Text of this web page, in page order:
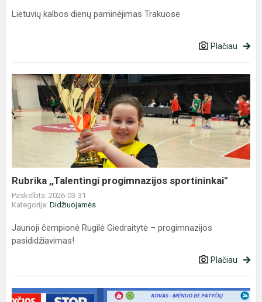
Lietuvių kalbos dienų paminėjimas Trakuose
Plačiau
Rubrika
,,Talentingi
progimnazijos
sportininkai"
Rubrika ,,Talentingi progimnazijos sportininkai"
Paskelbta: 2026-03-31
Kategorija: Didžiuojamės
Jaunoji čempionė Rugilė Giedraitytė – progimnazijos
pasididžiavimas!
Plačiau
Kovo